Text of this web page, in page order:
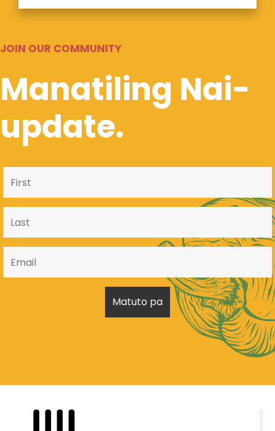
JOIN OUR COMMUNITY
Manatiling Nai-
update.